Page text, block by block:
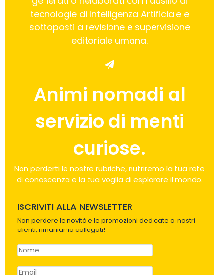
tecnologie di Intelligenza Artificiale e
sottoposti a revisione e supervisione
editoriale umana.
Animi nomadi al
servizio di menti
curiose.
Non perderti le nostre rubriche, nutriremo la tua rete
di conoscenza e la tua voglia di esplorare il mondo.
ISCRIVITI ALLA NEWSLETTER
Non perdere le novità e le promozioni dedicate ai nostri
clienti, rimaniamo collegati!